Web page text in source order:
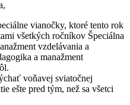
vianočky, ktoré tento rok
všetkých ročníkov Špeciálna
vzdelávania a
a manažment
voňavej sviatočnej
ešte pred tým, než sa všetci